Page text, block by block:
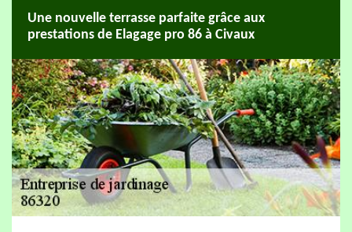
Une nouvelle terrasse parfaite grâce aux
prestations de Elagage pro 86 à Civaux